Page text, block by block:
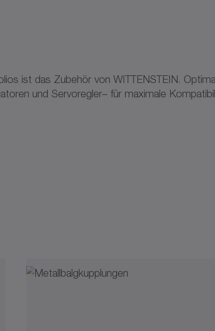
ist das Zubehör von WITTENSTEIN.
und Servoregler– für maximale